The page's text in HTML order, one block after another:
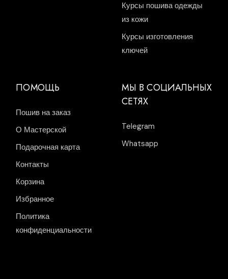
Курсы пошива одежды
из кожи
Курсы изготовления
ключей
ПОМОЩЬ
Пошив на заказ
О Мастерской
Подарочная карта
Контакты
Корзина
Избранное
Политика
конфиденциальности
МЫ В СОЦИАЛЬНЫХ
СЕТЯХ
Telegram
Whatsapp